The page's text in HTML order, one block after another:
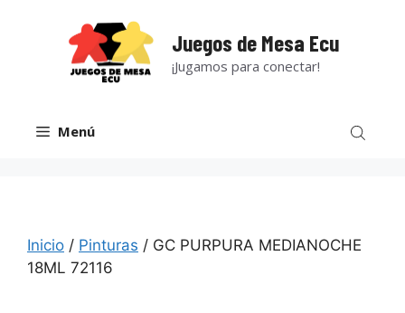
Juegos de Mesa Ecu
¡Jugamos para conectar!
Menú
Inicio / Pinturas / GC PURPURA MEDIANOCHE
18ML 72116